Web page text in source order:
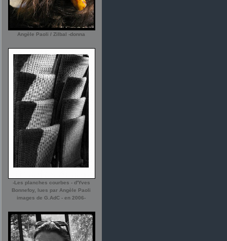
Angèle Paoli / Zilbal -donna
-Les planches courbes - d'Yves
Bonnefoy, lues par Angèle Paoli
images de G.AdC - en 2006-